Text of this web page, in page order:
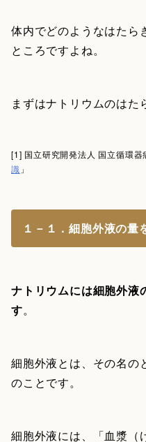
体内でどのようなはたら
ところですよね。
まずはナトリウムのはた
[1] 国立研究開発法人 国立循環器
識 」
１－１．細胞外液の量
ナトリウムには細胞外液
す。
細胞外液とは、その名の
のことです。
細胞外液には、「血漿（